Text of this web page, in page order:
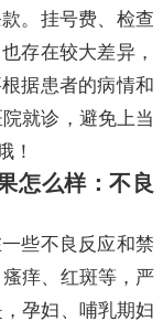
。挂号费、检查
存在较大差异，
据患者的病情和
就诊，避免上当
！
怎么样：不良
些不良反应和禁
痒、红斑等，严
孕妇、哺乳期妇